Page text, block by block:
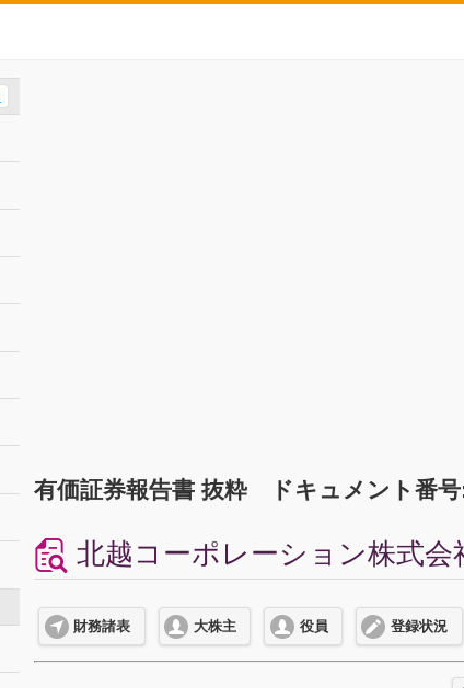
有価証券報告書 抜粋 ドキュメント番
北越コーポレーション株式
財務諸表 大株主 役員 登録状況